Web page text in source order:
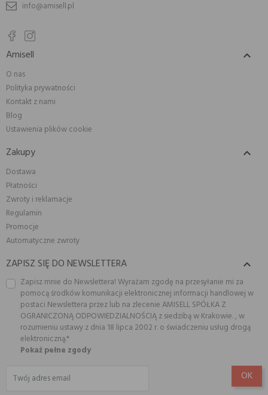
info@amisell.pl
Amisell 
O nas
Polityka prywatności
Kontakt z nami
Blog
Ustawienia plików cookie
Zakupy 
Dostawa
Płatności
Zwroty i reklamacje
Regulamin
Promocje
Automatyczne zwroty
ZAPISZ SIĘ DO NEWSLETTERA 
Zapisz mnie do Newslettera! Wyrażam zgodę na przesyłanie mi za
pomocą środków komunikacji elektronicznej informacji handlowej w
postaci Newslettera przez lub na zlecenie AMISELL SPÓŁKA Z
OGRANICZONĄ ODPOWIEDZIALNOŚCIĄ z siedzibą w Krakowie. , w
rozumieniu ustawy z dnia 18 lipca 2002 r. o świadczeniu usług drogą
elektroniczną.*
Pokaż pełne zgody